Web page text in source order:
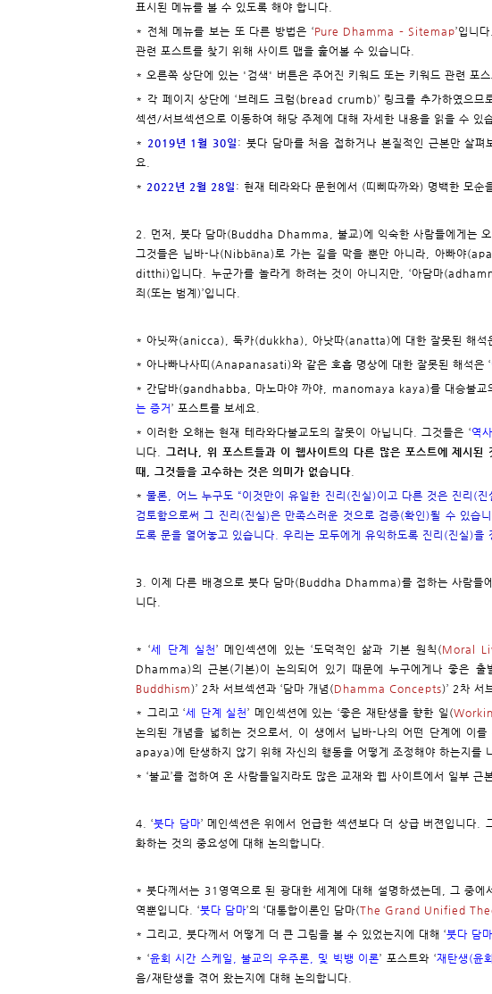
표시된 메뉴를 볼 수 있도록 해야 합니다.
* 전체 메뉴를 보는 또 다른 방법은 ‘Pure Dhamma – Sitemap’입니
관련 포스트를 찾기 위해 사이트 맵을 훑어볼 수 있습니다.
* 오른쪽 상단에 있는 '검색' 버튼은 주어진 키워드 또는 키워드 관련 포스
* 각 페이지 상단에 ‘브레드 크럼(bread crumb)’ 링크를 추가하였으
섹션/서브섹션으로 이동하여 해당 주제에 대해 자세한 내용을 읽을 수 있
* 2019년 1월 30일 : 붓다 담마를 처음 접하거나 본질적인 근본만 살펴
요.
* 2022년 2월 28일 : 현재 테라와다 문헌에서 (띠삐따까와) 명백한 모순
2. 먼저, 붓다 담마(Buddha Dhamma, 불교)에 익숙한 사람들에게는 오
그것들은 닙바-나(Nibbāna)로 가는 길을 막을 뿐만 아니라, 아빠야
ditthi)입니다. 누군가를 놀라게 하려는 것이 아니지만, ‘아담마
죄(또는 범계)’입니다.
* 아닛짜(anicca), 둑카(dukkha), 아낫따(anatta)에 대한 잘못된 해석
* 아나빠나사띠(Anapanasati)와 같은 호흡 명상에 대한 잘못된 해석은 ‘
* 간답바(gandhabba, 마노마야 까야, manomaya kaya)를 대승불교의
는 증거 ’ 포스트를 보세요.
* 이러한 오해는 현재 테라와다불교도의 잘못이 아닙니다. 그것들은 ‘역
니다. 그러나, 위 포스트들과 이 웹사이트의 다른 많은 포스트에 제시
때, 그것들을 고수하는 것은 의미가 없습니다
*물론, 어느 누구도 “이것만이 유일한 진리(진실)이고 다른 것은 진리(
검토함으로써 그 진리(진실)은 만족스러운 것으로 검증(확인)될 수 있습
도록 문을 열어놓고 있습니다. 우리는 모두에게 유익하도록 진리(진실)을
3. 이제 다른 배경으로 붓다 담마(Buddha Dhamma)를 접하는 사람들
니다.
* ‘세 단계 실천’ 메인섹션에 있는 ‘도덕적인 삶과 기본 원칙(Moral
Dhamma)의 근본(기본)이 논의되어 있기 때문에 누구에게나 좋은
Buddhism)’ 2차 서브섹션과 ‘담마 개념(Dhamma Concepts)’ 2차 서
* 그리고 ‘세 단계 실천’ 메인섹션에 있는 ‘좋은 재탄생을 향한 일(
논의된 개념을 넓히는 것으로서, 이 생에서 닙바-나의 어떤 단계에 이
apaya)에 탄생하지 않기 위해 자신의 행동을 어떻게 조정해야 하는지를
* ‘불교’를 접하여 온 사람들일지라도 많은 교재와 웹 사이트에서 일부
4. ‘붓다 담마’ 메인섹션은 위에서 언급한 섹션보다 더 상급 버젼입니다
화하는 것의 중요성에 대해 논의합니다.
* 붓다께서는 31영역으로 된 광대한 세계에 대해 설명하셨는데, 그 중
역뿐입니다. ‘붓다 담마’의 ‘대통합이론인 담마(The Grand Unified
* 그리고, 붓다께서 어떻게 더 큰 그림을 볼 수 있었는지에 대해 ‘붓다 담
* ‘윤회 시간 스케일, 불교의 우주론, 및 빅뱅 이론’ 포스트와 ‘재탄생(윤
음/재탄생을 겪어 왔는지에 대해 논의합니다.